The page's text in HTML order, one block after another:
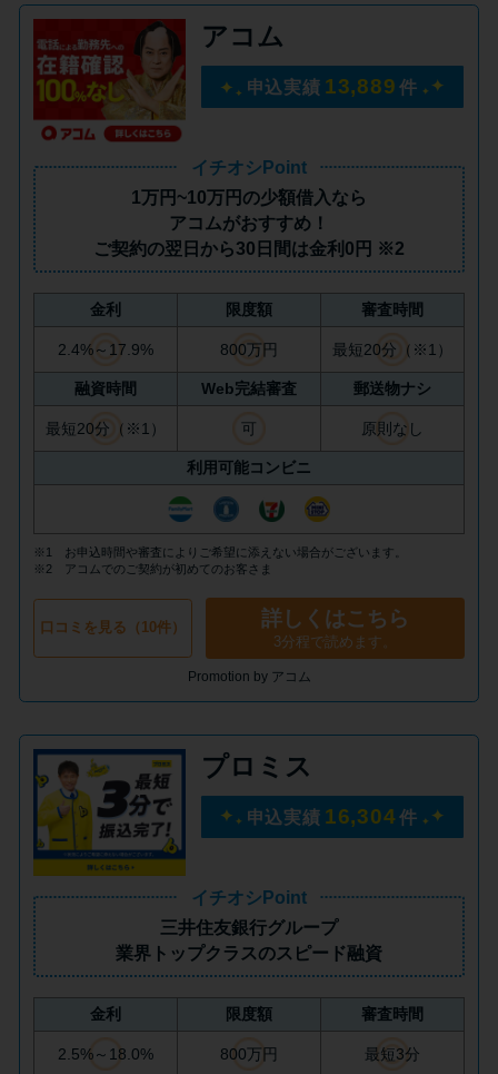
無利息期間を利用して利息0円で
お金を借りる3つのポイント
種類・特徴別一覧
その他コラム
今月の家賃払えない…2ヵ月目に
処法3つ
家賃払えないが強制退去は避け
街金とは？絶対審査通る？借金
い理由
質屋でお金を借りるには？年利
やシステムをカードローンと比
未成年でもお金を借りられる？
学生がお金を借りる方法があ
る？
学生がお金を借りる方法は？親
へのバレにくさや将来への影響
を解説
ソフト闇金とは？悪質な手口に
は要注意！
アコム
申込実績 13,889 件
イチオシPoint
1万円~10万円の少額借入 なら
アコムがおすすめ！
ご契約の翌日から30日間は金利0円 ※2
金利 限度額 審査時間
2.4%～17.9% 800万円 最短20分（※1）
融資時間 Web完結審査 郵送物ナシ
最短20分（※1） 可 原則なし
利用可能コンビニ
※1 お申込時間や審査によりご希望に添えない場合がございます。
※2 アコムでのご契約が初めてのお客さま
口コミを見る（10件） 詳しくはこちら
3分程で読めます。
Promotion by アコム
プロミス
申込実績 16,304 件
イチオシPoint
三井住友銀行グループ
業界トップクラスのスピード融資
金利 限度額 審査時間
2.5%～18.0% 800万円 最短3分